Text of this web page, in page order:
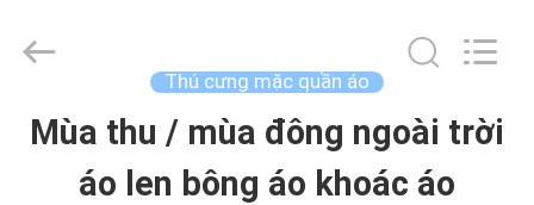
TRANG
Trading
Thú cưng mặc quần áo
Mùa thu / mùa đông ngoài trời
áo len bông áo khoác áo